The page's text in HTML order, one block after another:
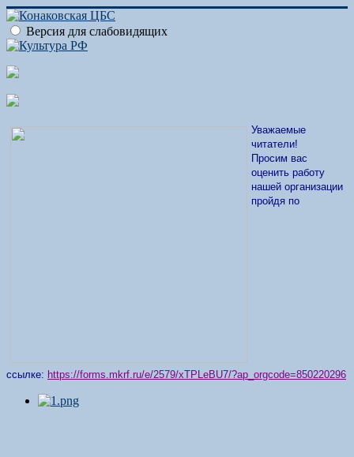
Версия для слабовидящих
Уважаемые
читатели!
Просим вас
оценить работу
нашей организации
пройдя по
ссылке: https://forms.mkrf.ru/e/2579/xTPLeBU7/?ap_orgcode=850220296